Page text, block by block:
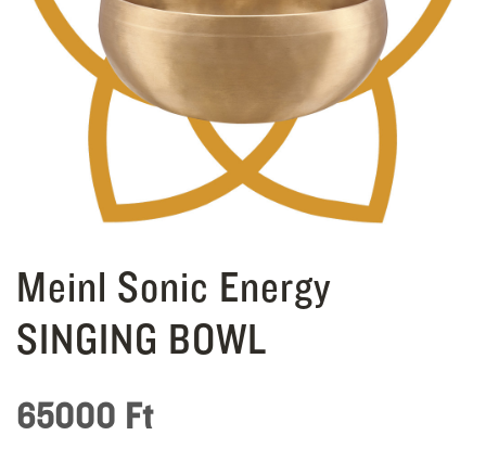
Meinl Sonic Energy
SINGING BOWL
65000 Ft